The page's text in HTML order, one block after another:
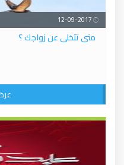
متى تتخلى عن زواجك ؟